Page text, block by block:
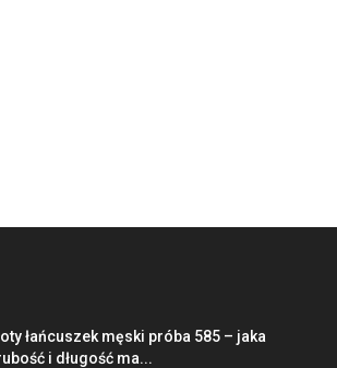
łańcuszek męski próba 585 – jaka
i długość ma...